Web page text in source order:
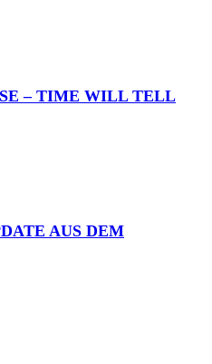
– TIME WILL TELL
AUS DEM